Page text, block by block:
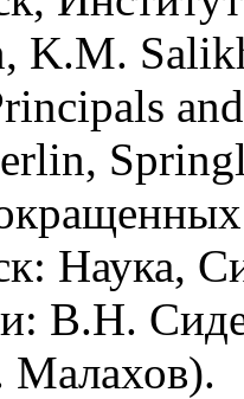
K.M.
Наука,
В.Н.